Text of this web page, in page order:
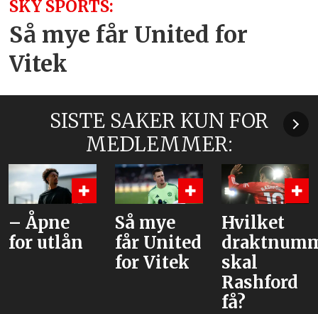
SKY SPORTS:
Så mye får United for
Vitek
SISTE SAKER KUN FOR
MEDLEMMER:
– Åpne
for utlån
Så mye
får United
for Vitek
Hvilket
skal
Rashford
få?